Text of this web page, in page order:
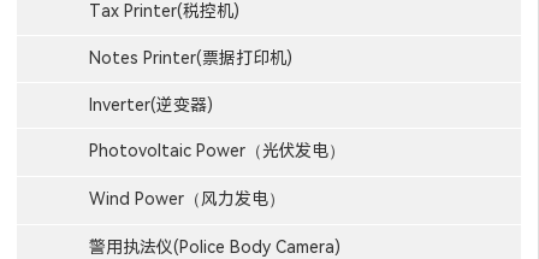
Tax Printer(税控机)
Notes Printer(票据打印机)
Inverter(逆变器)
Photovoltaic Power（光伏发电）
Wind Power（风力发电）
警用执法仪(Police Body Camera)